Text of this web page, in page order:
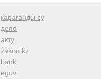
караганды су
депо
акту
zakon kz
bank
egov